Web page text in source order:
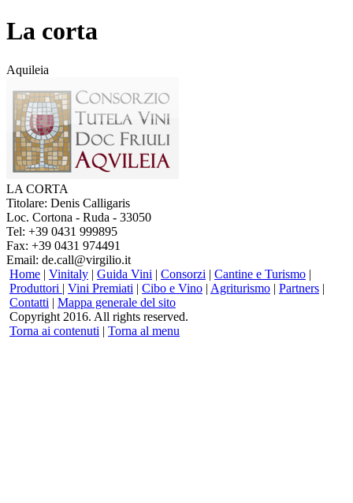
La corta
Aquileia
LA CORTA
Titolare: Denis Calligaris
Loc. Cortona - Ruda - 33050
Tel: +39 0431 999895
Fax: +39 0431 974491
Email: de.call@virgilio.it
Home | Vinitaly | Guida Vini | Consorzi | Cantine e Turismo |
Produttori | Vini Premiati | Cibo e Vino | Agriturismo | Partners |
Contatti | Mappa generale del sito
Copyright 2016. All rights reserved.
Torna ai contenuti | Torna al menu